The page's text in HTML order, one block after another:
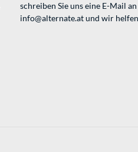
schreiben Sie uns eine E-Mail an
info@alternate.atund wir